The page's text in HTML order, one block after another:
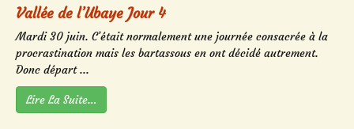
Vallée de l’Ubaye Jour 4
Mardi 30 juin. C’était normalement une journée consacrée à la
procrastination mais les bartassous en ont décidé autrement.
Donc départ ...
Lire La Suite…